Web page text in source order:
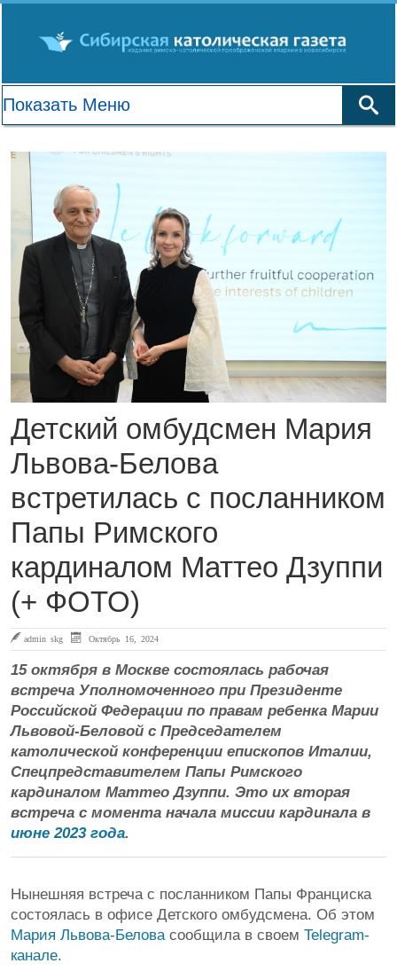
Детский омбудсмен Мария
Львова-Белова
встретилась с посланником
Папы Римского
кардиналом Маттео Дзуппи
(+ ФОТО)
admin skg Октябрь 16, 2024
15 октября в Москве состоялась рабочая
встреча Уполномоченного при Президенте
Российской Федерации по правам ребенка Марии
Львовой-Беловой с Председателем
католической конференции епископов Италии,
Спецпредставителем Папы Римского
кардиналом Маттео Дзуппи. Это их вторая
встреча с момента начала миссии кардинала в
июне 2023 года.
Нынешняя встреча с посланником Папы Франциска
состоялась в офисе Детского омбудсмена. Об этом
Мария Львова-Белова сообщила в своем Telegram-
канале.